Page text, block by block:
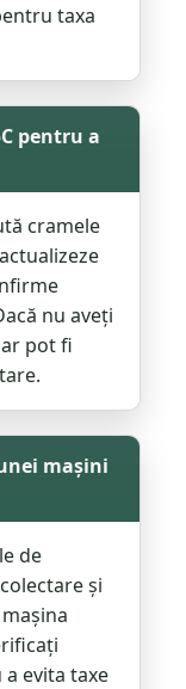
taxa
pentru a
cramele
nu aveți
pot fi
mașini
de
și
evita taxe